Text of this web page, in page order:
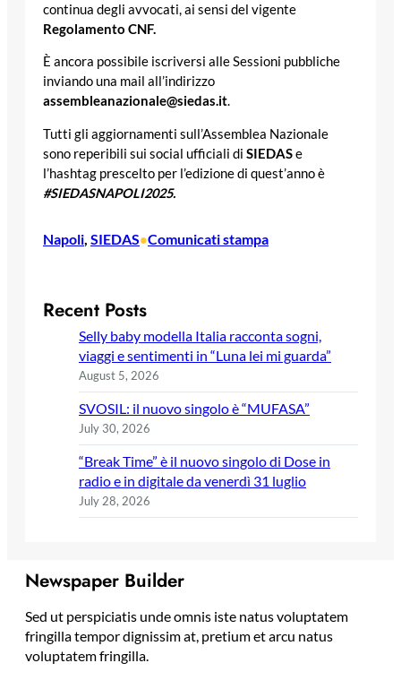
continua degli avvocati, ai sensi del vigente
Regolamento CNF.
È ancora possibile iscriversi alle Sessioni pubbliche
inviando una mail all’indirizzo
assembleanazionale@siedas.it.
Tutti gli aggiornamenti sull’Assemblea Nazionale
sono reperibili sui social ufficiali di SIEDASe
l’hashtag prescelto per l’edizione di quest’anno è
#SIEDASNAPOLI2025.
Napoli, SIEDAS•Comunicati stampa
Recent Posts
Selly baby modella Italia racconta sogni,
viaggi e sentimenti in “Luna lei mi guarda”
August 5, 2026
SVOSIL: il nuovo singolo è “MUFASA”
July 30, 2026
“Break Time” è il nuovo singolo di Dose in
radio e in digitale da venerdì 31 luglio
July 28, 2026
Newspaper Builder
Sed ut perspiciatis unde omnis iste natus voluptatem
fringilla tempor dignissim at, pretium et arcu natus
voluptatem fringilla.